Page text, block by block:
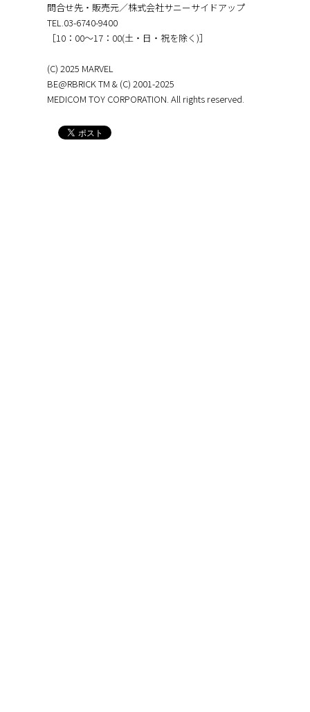
問合せ先・販売元／株式会社サニーサイドアップ
TEL.03-6740-9400
［10：00～17：00(土・日・祝を除く)］
(C) 2025 MARVEL
BE@RBRICK TM & (C) 2001-2025
MEDICOM TOY CORPORATION. All rights reserved.